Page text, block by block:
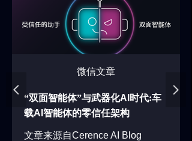
微信文章
“双面智能体”与武器化AI 时代:车
载AI 智能体的零信任架构
文章来源自Cerence AI Blog
넳 넲